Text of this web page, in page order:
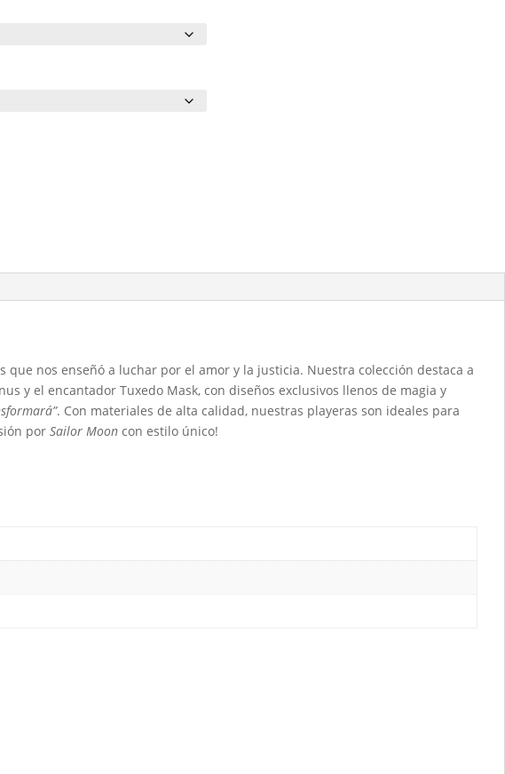
que nos enseñó a luchar por el amor y la justicia. Nuestra colección destaca a
y el encantador Tuxedo Mask, con diseños exclusivos llenos de magia y
. Con materiales de alta calidad, nuestras playeras son ideales para
por Sailor Moon con estilo único!